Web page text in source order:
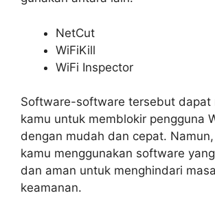
NetCut
WiFiKill
WiFi Inspector
Software-software tersebut dapat
kamu untuk memblokir pengguna
dengan mudah dan cepat.
kamu menggunakan software
dan aman untuk menghindari
keamanan.